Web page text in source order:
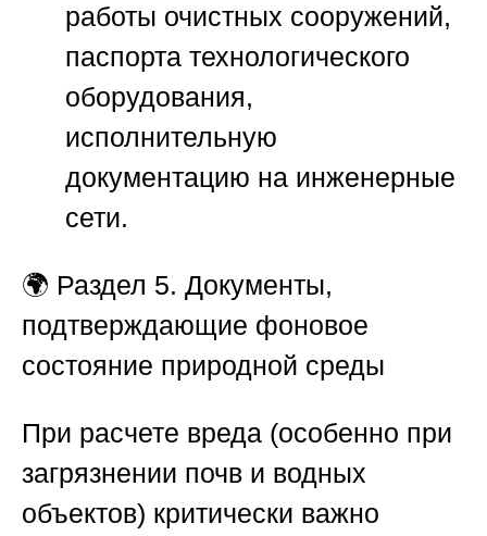
работы очистных сооружений,
паспорта технологического
оборудования,
исполнительную
документацию на инженерные
сети.
🌍 Раздел 5. Документы,
подтверждающие фоновое
состояние природной среды
При расчете вреда (особенно при
загрязнении почв и водных
объектов) критически важно